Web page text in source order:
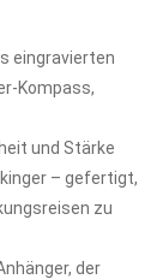
eingravierten
Kompass,
und Stärke
– gefertigt,
zu
der